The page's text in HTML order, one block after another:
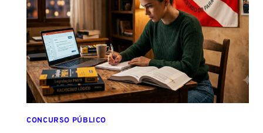
FCC
É
ASSINADO
E
EDITAL
É
IMINENTE!
SALÁRIOS
CHEGAM
CONCURSO PÚBLICO